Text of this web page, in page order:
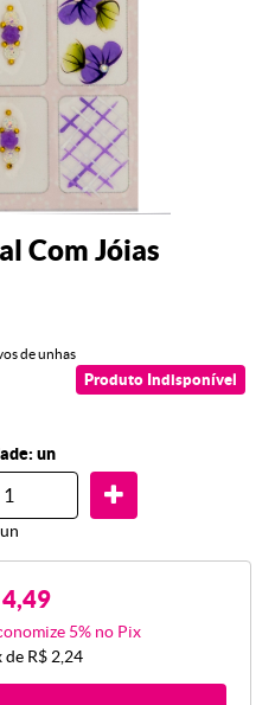
Com Jóias
de unhas
Produto Indisponível
un
un
4,49
5% no Pix
de R$ 2,24